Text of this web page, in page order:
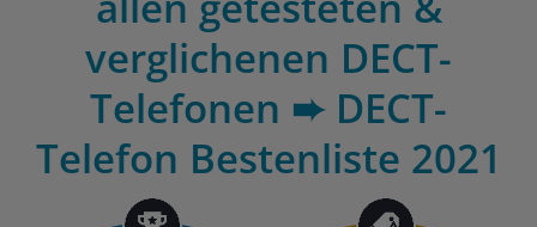
verglichenen DECT-
Telefonen ➨ DECT-
Telefon Bestenliste 2021